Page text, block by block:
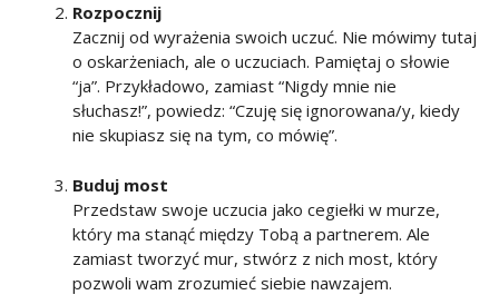
Rozpocznij
Zacznij od wyrażenia swoich uczuć. Nie mówimy tutaj
o oskarżeniach, ale o uczuciach. Pamiętaj o słowie
“ja”. Przykładowo, zamiast “Nigdy mnie nie
słuchasz!”, powiedz: “Czuję się ignorowana/y, kiedy
nie skupiasz się na tym, co mówię”.
Buduj most
Przedstaw swoje uczucia jako cegiełki w murze,
który ma stanąć między Tobą a partnerem. Ale
zamiast tworzyć mur, stwórz z nich most, który
pozwoli wam zrozumieć siebie nawzajem.